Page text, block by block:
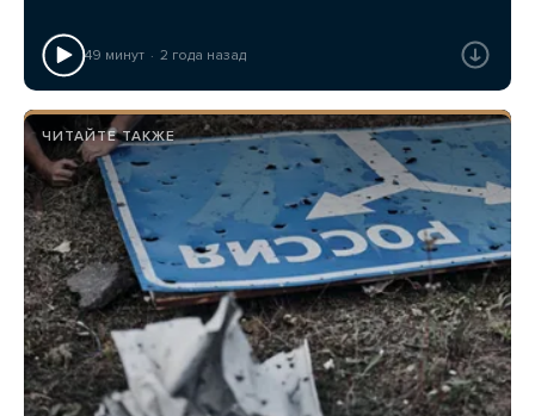
49 минут 2 года назад
ЧИТАЙТЕ ТАКЖЕ